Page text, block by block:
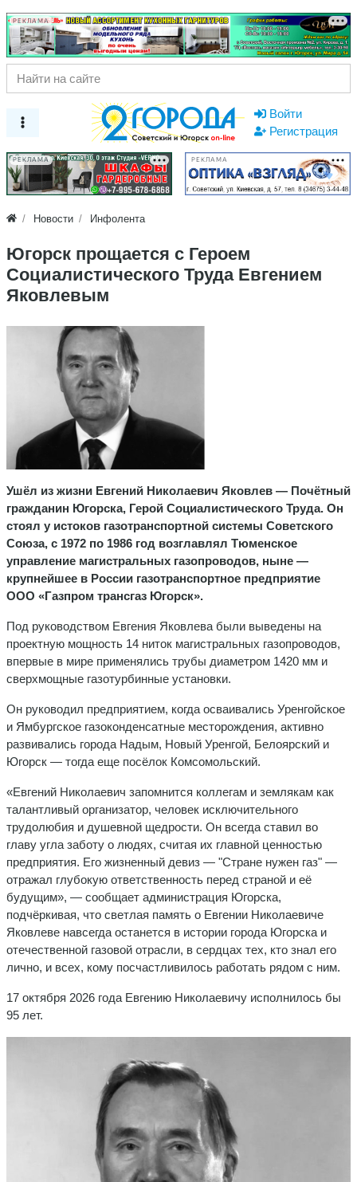
РЕКЛАМА
Войти
Регистрация
РЕКЛАМА РЕКЛАМА
Новости Инфолента
Югорск прощается с Героем
Социалистического Труда Евгением
Яковлевым
Ушёл из жизни Евгений Николаевич Яковлев — Почётный
гражданин Югорска, Герой Социалистического Труда. Он
стоял у истоков газотранспортной системы Советского
Союза, с 1972 по 1986 год возглавлял Тюменское
управление магистральных газопроводов, ныне —
крупнейшее в России газотранспортное предприятие
ООО «Газпром трансгаз Югорск».
Под руководством Евгения Яковлева были выведены на
проектную мощность 14 ниток магистральных газопроводов,
впервые в мире применялись трубы диаметром 1420 мм и
сверхмощные газотурбинные установки.
Он руководил предприятием, когда осваивались Уренгойское
и Ямбургское газоконденсатные месторождения, активно
развивались города Надым, Новый Уренгой, Белоярский и
Югорск — тогда еще посёлок Комсомольский.
«Евгений Николаевич запомнится коллегам и землякам как
талантливый организатор, человек исключительного
трудолюбия и душевной щедрости. Он всегда ставил во
главу угла заботу о людях, считая их главной ценностью
предприятия. Его жизненный девиз — "Стране нужен газ" —
отражал глубокую ответственность перед страной и её
будущим», — сообщает администрация Югорска,
подчёркивая, что светлая память о Евгении Николаевиче
Яковлеве навсегда останется в истории города Югорска и
отечественной газовой отрасли, в сердцах тех, кто знал его
лично, и всех, кому посчастливилось работать рядом с ним.
17 октября 2026 года Евгению Николаевичу исполнилось бы
95 лет.